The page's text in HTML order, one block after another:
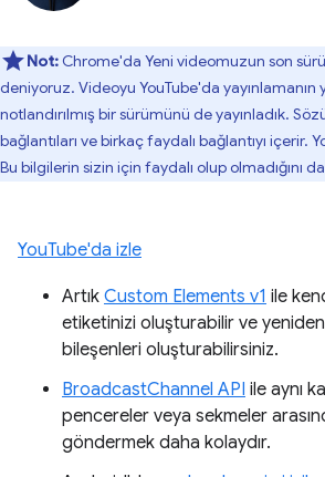
Not: Chrome'da Yeni videomuzun son
deniyoruz. Videoyu YouTube'da yayınlamanın
notlandırılmış bir sürümünü de yayınladık.
bağlantıları ve birkaç faydalı bağlantıyı içerir.
Bu bilgilerin sizin için faydalı olup olmadığını
YouTube'da izle
Artık Custom Elements v1 ile
etiketinizi oluşturabilir ve yeniden
bileşenleri oluşturabilirsiniz.
BroadcastChannel API ile aynı
pencereler veya sekmeler
göndermek daha kolaydır.